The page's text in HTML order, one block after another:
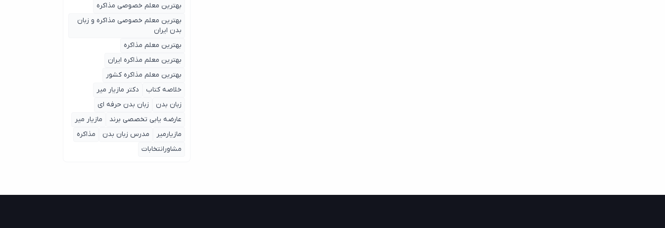
بهترین معلم خصوصی مذاکره
بهترین معلم خصوصی مذاکره و زبان
بدن ایران
بهترین معلم مذاکره
بهترین معلم مذاکره ایران
بهترین معلم مذاکره کشور
خلاصه کتاب
دکتر مازیار میر
زبان بدن
زبان بدن حرفه ای
عارضه یابی تخصصی برند
مازیار میر
مازیارمیر
مدرس زبان بدن
مذاکره
مشاورانتخابات